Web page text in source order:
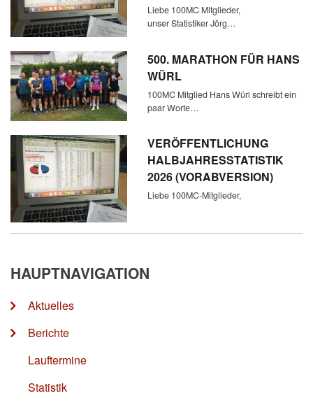
Liebe 100MC Mitglieder,
unser Statistiker Jörg…
500. MARATHON FÜR HANS
WÜRL
100MC Mitglied Hans Würl schreibt ein
paar Worte…
VERÖFFENTLICHUNG
HALBJAHRESSTATISTIK
2026 (VORABVERSION)
Liebe 100MC-Mitglieder,
HAUPTNAVIGATION
Aktuelles
Berichte
Lauftermine
Statistik